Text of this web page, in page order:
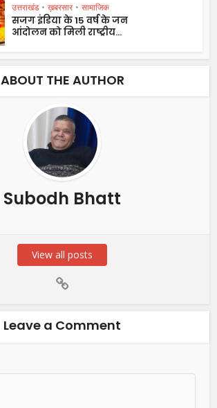
उत्तराखंड • ख़बरसार • सामाजिक
सजग इंडिया के 15 वर्ष के जन
आंदोलन को मिली राष्ट्रीय...
ABOUT THE AUTHOR
Subodh Bhatt
View all posts
Leave a Comment